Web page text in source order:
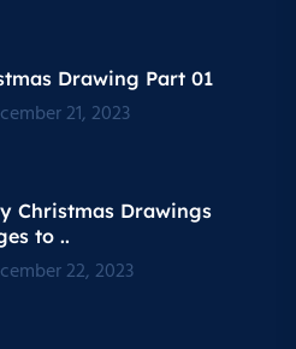
Drawing Part 01
21, 2023
Christmas Drawings
to ..
22, 2023